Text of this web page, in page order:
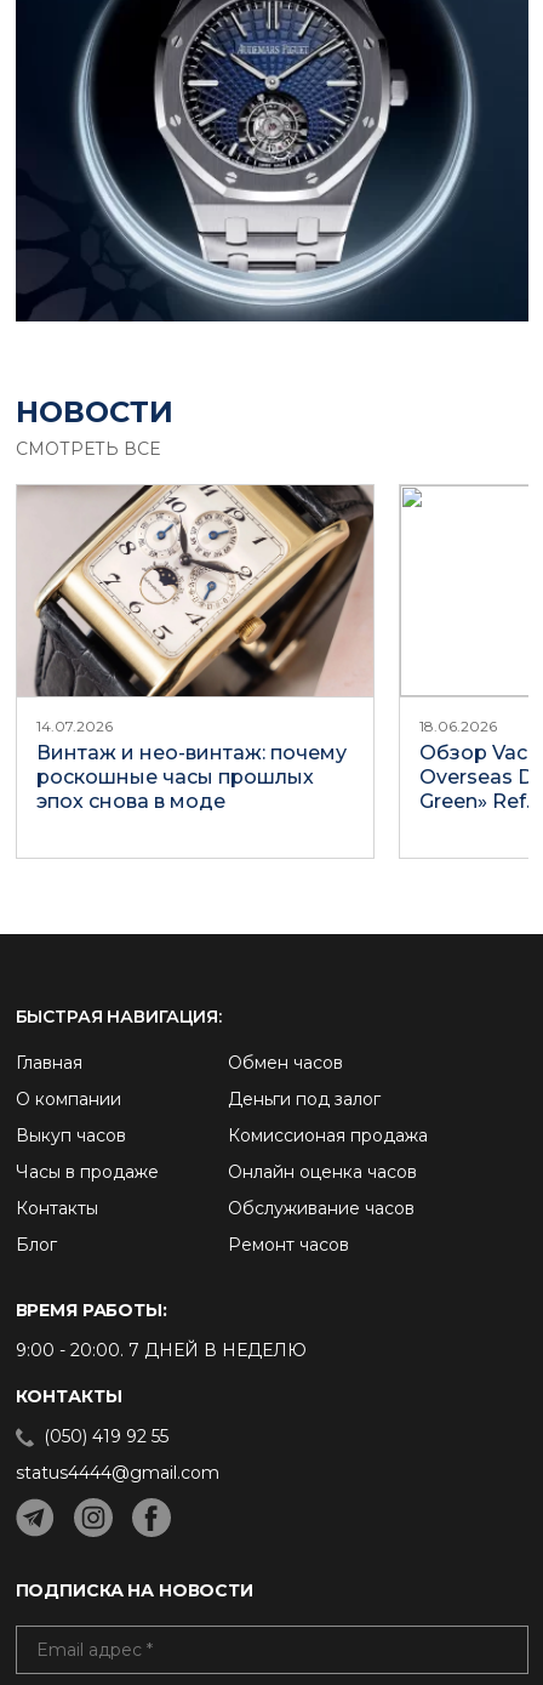
НОВОСТИ
СМОТРЕТЬ ВСЕ
14.07.2026
Винтаж и нео-винтаж: почему
роскошные часы прошлых
эпох снова в моде
18.06.2026
Обзор
Overseas
Green» Ref.
БЫСТРАЯ НАВИГАЦИЯ:
Главная
О компании
Выкуп часов
Часы в продаже
Контакты
Блог
Обмен часов
Деньги под залог
Комиссионая продажа
Онлайн оценка часов
Обслуживание часов
Ремонт часов
ВРЕМЯ РАБОТЫ:
9:00 - 20:00. 7 ДНЕЙ В НЕДЕЛЮ
КОНТАКТЫ
(050) 419 92 55
status4444@gmail.com
ПОДПИСКА НА НОВОСТИ